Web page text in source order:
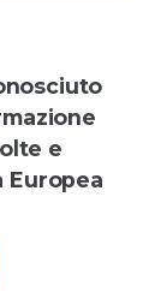
e
Europea